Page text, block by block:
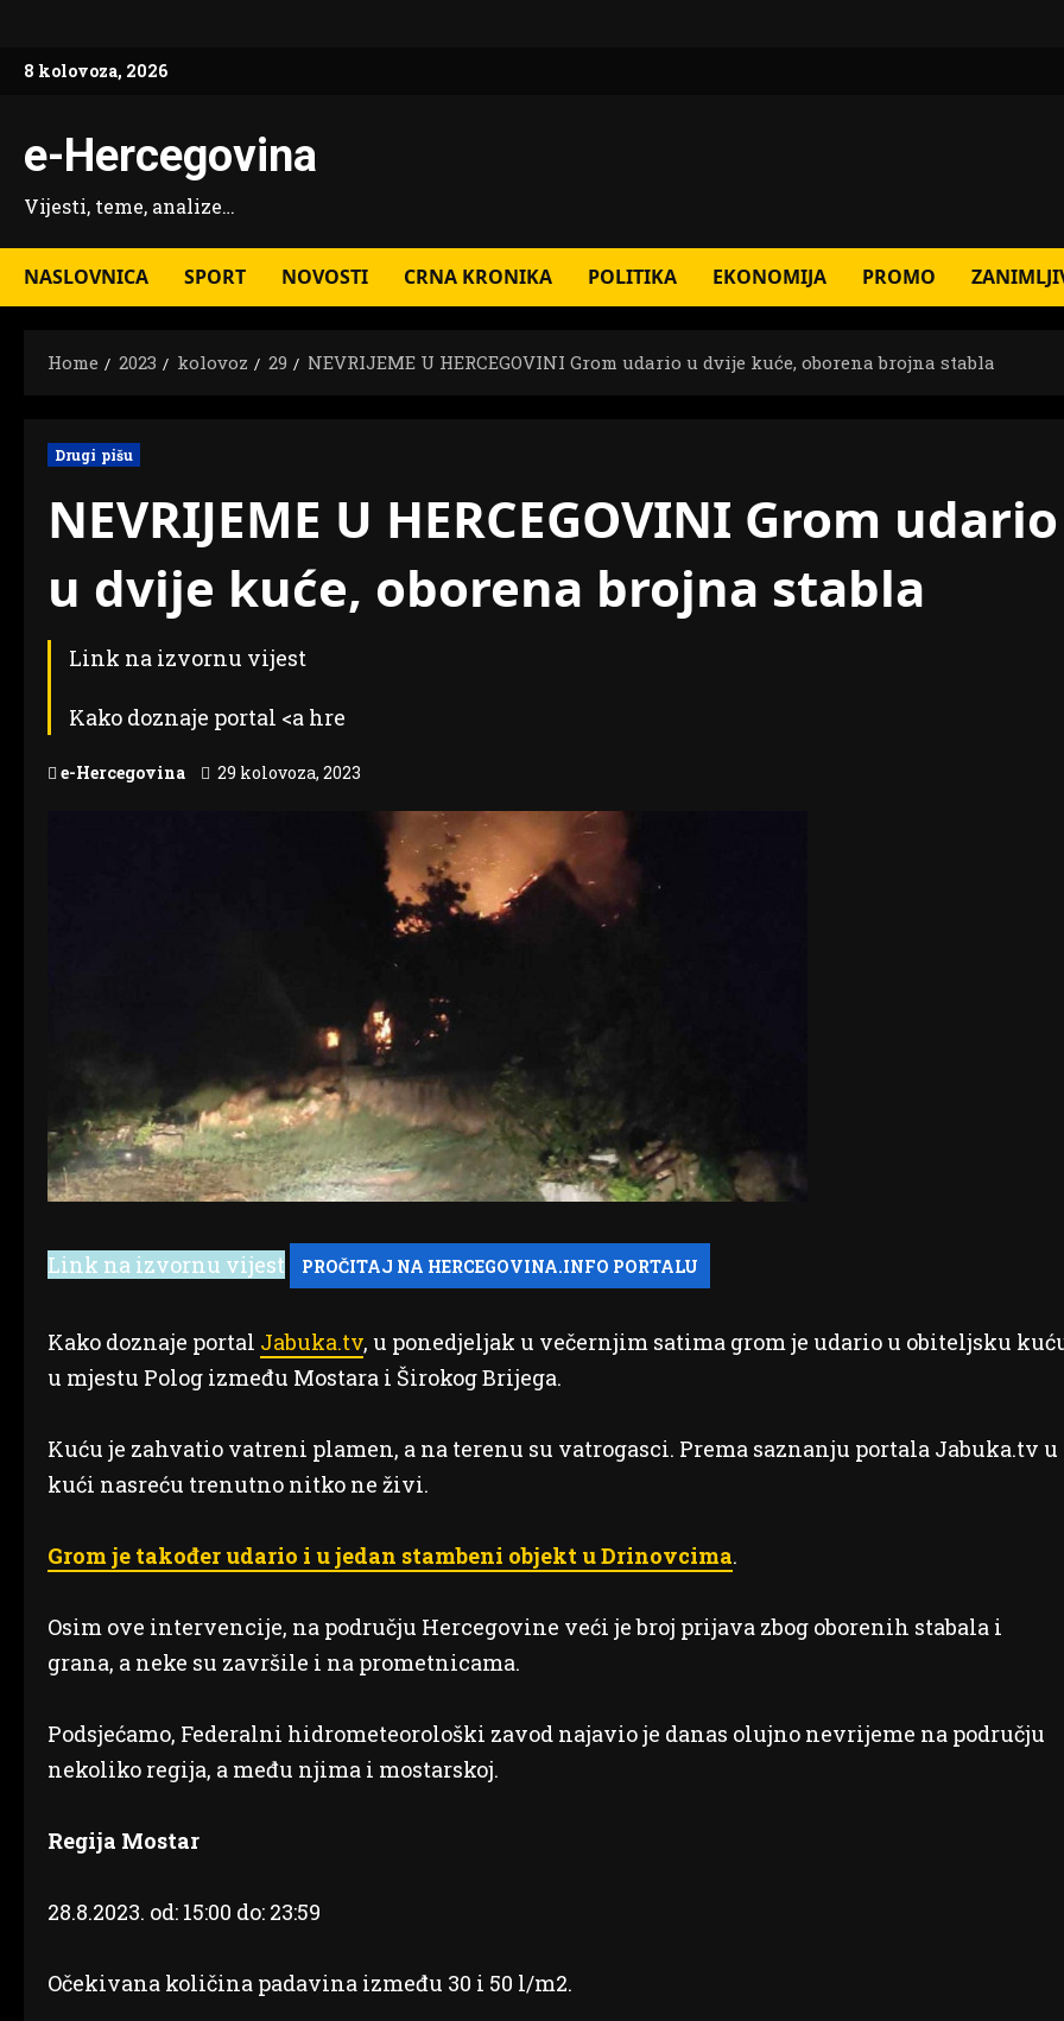
content
8 kolovoza, 2026
e-Hercegovina
Vijesti, teme, analize…
NASLOVNICA SPORT NOVOSTI CRNA KRONIKA POLITIKA EKONOMIJA PROMO
Home 2023 kolovoz 29 NEVRIJEME U HERCEGOVINI Grom udario u dvije kuće, oborena brojna stabla
Drugi pišu
NEVRIJEME U HERCEGOVINI Grom udario
u dvije kuće, oborena brojna stabla
Link na izvornu vijest
Kako doznaje portal <a hre
e-Hercegovina 29 kolovoza, 2023
Link na izvornu vijest
Kako doznaje portal Jabuka.tv, u ponedjeljak u večernjim satima grom je udario u obiteljsku
u mjestu Polog između Mostara i Širokog Brijega.
Kuću je zahvatio vatreni plamen, a na terenu su vatrogasci. Prema saznanju portala Jabuka.tv u
kući nasreću trenutno nitko ne živi.
Grom je također udario i u jedan stambeni objekt u Drinovcima.
Osim ove intervencije, na području Hercegovine veći je broj prijava zbog oborenih stabala i
grana, a neke su završile i na prometnicama.
Podsjećamo, Federalni hidrometeorološki zavod najavio je danas olujno nevrijeme na području
nekoliko regija, a među njima i mostarskoj.
Regija Mostar
28.8.2023. od: 15:00 do: 23:59
Očekivana količina padavina između 30 i 50 l/m2.